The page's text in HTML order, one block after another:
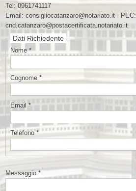
Tel:0961741117
Email:consigliocatanzaro@notariato.it - PEC:
cnd.catanzaro@postacertificata.notariato.it
Dati Richiedente
Nome *
Cognome *
Email *
Telefono *
Messaggio *